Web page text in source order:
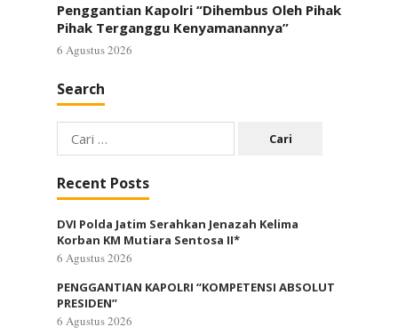
Penggantian Kapolri “Dihembus Oleh Pihak
Pihak Terganggu Kenyamanannya”
6 Agustus 2026
Search
Cari
untuk:
Recent Posts
DVI Polda Jatim Serahkan Jenazah Kelima
Korban KM Mutiara Sentosa II*
6 Agustus 2026
PENGGANTIAN KAPOLRI “KOMPETENSI ABSOLUT
PRESIDEN”
6 Agustus 2026